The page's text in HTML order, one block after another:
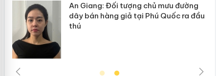
ra đầu
Cà Mau: Tiêu hủy công khai hàng
ngàn sản phẩm nhập lậu, bảo vệ môi